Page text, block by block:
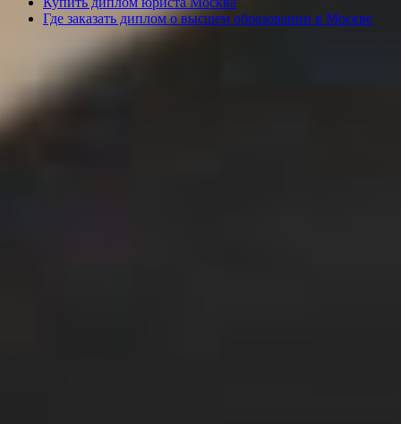
Где заказать диплом о высшем образовании в Москве